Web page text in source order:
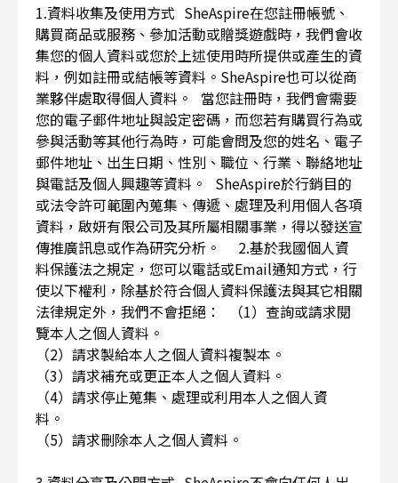
1.資料收集及使用方式 SheAspire在您註冊帳號、
購買商品或服務、參加活動或贈獎遊戲時，我們會收
集您的個人資料或您於上述使用時所提供或產生的資
料，例如註冊或結帳等資料。SheAspire也可以從商
業夥伴處取得個人資料。 當您註冊時，我們會需要
您的電子郵件地址與設定密碼，而您若有購買行為或
參與活動等其他行為時，可能會問及您的姓名、電子
郵件地址、出生日期、性別、職位、行業、聯絡地址
與電話及個人興趣等資料。 SheAspire於行銷目的
或法令許可範圍內蒐集、傳遞、處理及利用個人各項
資料，啟妍有限公司及其所屬相關事業，得以發送宣
傳推廣訊息或作為研究分析。 2.基於我國個人資
料保護法之規定，您可以電話或Email通知方式，行
使以下權利，除基於符合個人資料保護法與其它相關
法律規定外，我們不會拒絕： （1）查詢或請求閱
覽本人之個人資料。
（2）請求製給本人之個人資料複製本。
（3）請求補充或更正本人之個人資料。
（4）請求停止蒐集、處理或利用本人之個人資
料。
（5）請求刪除本人之個人資料。